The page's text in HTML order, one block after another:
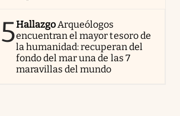
5HallazgoArqueólogos
encuentran el mayor tesoro de
la humanidad: recuperan del
fondo del mar una de las 7
maravillas del mundo